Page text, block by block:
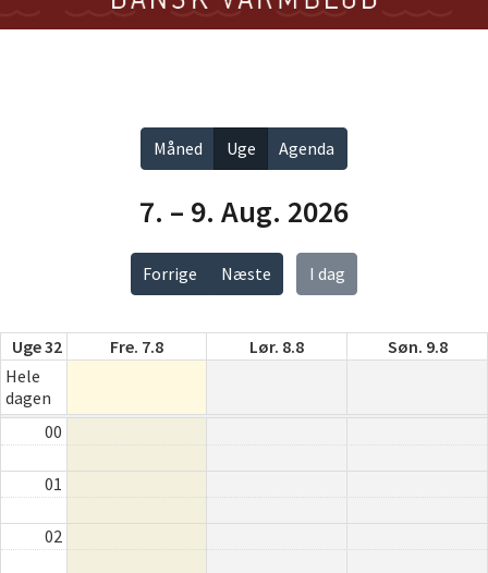
Forrige Næste I dag
7. – 9. Aug. 2026
Måned Uge Agenda
Uge 32 Fre. 7.8 Lør. 8.8
Søn. 9.8
Hele
dagen
00
01
02